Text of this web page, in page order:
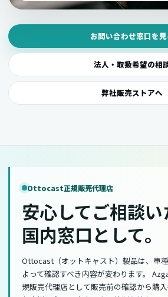
お問い合わせ窓口を見
法人・取扱希望の相
弊社販売ストアへ
Ottocast正規販売代理店
安心してご相談
国内窓口として。
Ottocast（オットキャスト）製品は、車
よって確認すべき内容が変わります。
規販売代理店として販売前の確認から購